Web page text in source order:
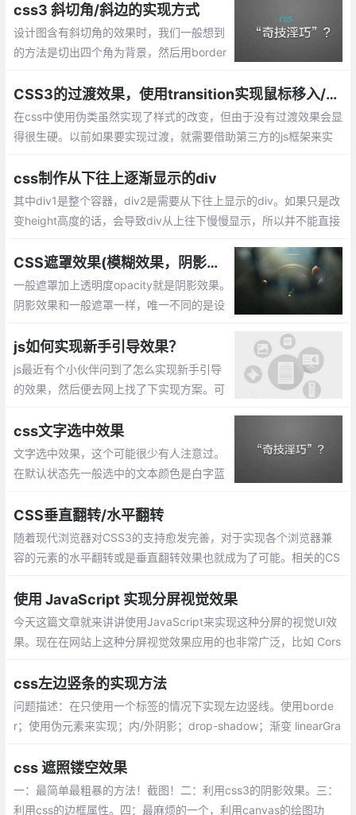
css3 斜切角/斜边的实现方式
设计图含有斜切角的效果时，我们一般想到
的方法是切出四个角为背景，然后用border
接使用css呢？下面就整理css做斜边的效
果。
CSS3的过渡效果，使用transition实现鼠标移入/移出效果
在css中使用伪类虽然实现了样式的改变，但由于没有过渡效果会显
得很生硬。以前如果要实现过渡，就需要借助第三方的js框架来实
组样式平滑的切换到另一组样式。
css制作从下往上逐渐显示的div
其中div1是整个容器，div2是需要从下往上显示的div。如果只是改
变height高度的话，会导致div从上往下慢慢显示，所以并不能直接
v2达成想要的效果。
CSS遮罩效果(模糊效果，阴影效果，毛玻璃效果)
一般遮罩加上透明度opacity就是阴影效果。
阴影效果和一般遮罩一样，唯一不同的是设
sla()也是可以的。模糊效果(毛玻璃效果) 通
过 filter来实现
js如何实现新手引导效果？
js最近有个小伙伴问到了怎么实现新手引导
的效果，然后便去网上找了下实现方案。可
css文字选中效果
文字选中效果，这个可能很少有人注意过。
在默认状态先一般选中的文本颜色是白字蓝
ion定义元素上的伪选择器，以便在选定元素
时设置其中文本的样式。
CSS垂直翻转/水平翻转
随着现代浏览器对CSS3的支持愈发完善，对于实现各个浏览器兼
容的元素的水平翻转或是垂直翻转效果也就成为了可能。相关的CS
使用 JavaScript 实现分屏视觉效果
今天这篇文章就来讲讲使用JavaScript来实现这种分屏的视觉UI效
果。现在在网站上这种分屏视觉效果应用的也非常广泛，比如 Cors
css左边竖条的实现方法
问题描述：在只使用一个标签的情况下实现左边竖线。使用borde
r；使用伪元素来实现；内/外阴影；drop-shadow；渐变 linearGra
css 遮照镂空效果
一：最简单最粗暴的方法！截图！二：利用css3的阴影效果。三：
利用css的边框属性。四：最麻烦的一个，利用canvas的绘图功